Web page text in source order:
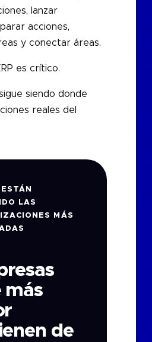
lanzar
acciones,
y conectar áreas.
es crítico.
siendo donde
reales del
LAS
MÁS
más
de